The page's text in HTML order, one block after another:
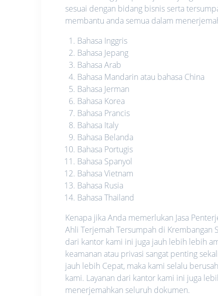
sesuai dengan bidang bisnis serta
membantu anda semua dalam
Bahasa Inggris
Bahasa Jepang
Bahasa Arab
Bahasa Mandarin atau bahasa China
Bahasa Jerman
Bahasa Korea
Bahasa Prancis
Bahasa Italy
Bahasa Belanda
Bahasa Portugis
Bahasa Spanyol
Bahasa Vietnam
Bahasa Rusia
Bahasa Thailand
Kenapa jika Anda memerlukan Jasa
Ahli Terjemah Tersumpah di Krembangan
dari kantor kami ini juga jauh lebih lebih
keamanan atau privasi sangat penting
jauh lebih Cepat, maka kami selalu
kami. Layanan dari kantor kami ini juga
menerjemahkan seluruh dokumen.